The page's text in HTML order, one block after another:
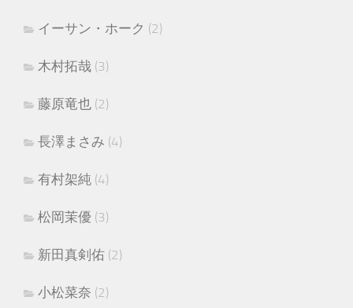
イーサン・ホーク (2)
木村拓哉 (3)
藤原竜也 (2)
長澤まさみ (4)
有村架純 (4)
松岡茉優 (3)
新田真剣佑 (2)
小松菜奈 (2)